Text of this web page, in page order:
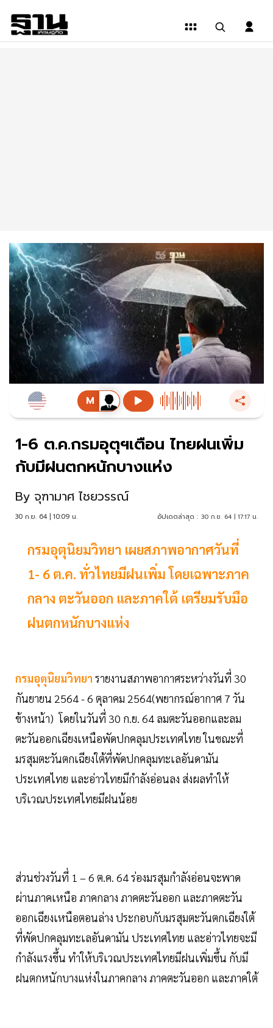
1-6 ต.ค.กรมอุตุฯเตือน ไทยฝนเพิ่ม
กับมีฝนตกหนักบางแห่ง
By จุฑามาศ ไชยวรรณ์
30 ก.ย. 64 | 10:09 น. อัปเดตล่าสุด : 30 ก.ย. 64 | 17:17 น.
กรมอุตุนิยมวิทยา เผยสภาพอากาศวันที่
1- 6 ต.ค. ทั่วไทยมีฝนเพิ่ม โดยเฉพาะภาค
กลาง ตะวันออก และภาคใต้ เตรียมรับมือ
ฝนตกหนักบางแห่ง
กรมอุตุนิยมวิทยา รายงานสภาพอากาศระหว่างวันที่ 30
กันยายน 2564 - 6 ตุลาคม 2564(พยากรณ์อากาศ 7 วัน
ข้างหน้า) โดยในวันที่ 30 ก.ย. 64 ลมตะวันออกและลม
ตะวันออกเฉียงเหนือพัดปกคลุมประเทศไทย ในขณะที่
มรสุมตะวันตกเฉียงใต้ที่พัดปกคลุมทะเลอันดามัน
ประเทศไทย และอ่าวไทยมีกำลังอ่อนลง ส่งผลทำให้
บริเวณประเทศไทยมีฝนน้อย
ส่วนช่วงวันที่ 1 – 6 ต.ค. 64 ร่องมรสุมกำลังอ่อนจะพาด
ผ่านภาคเหนือ ภาคกลาง ภาคตะวันออก และภาคตะวัน
ออกเฉียงเหนือตอนล่าง ประกอบกับมรสุมตะวันตกเฉียงใต้
ที่พัดปกคลุมทะเลอันดามัน ประเทศไทย และอ่าวไทยจะมี
กำลังแรงขึ้น ทำให้บริเวณประเทศไทยมีฝนเพิ่มขึ้น กับมี
ฝนตกหนักบางแห่งในภาคกลาง ภาคตะวันออก และภาคใต้